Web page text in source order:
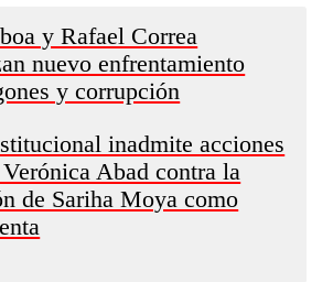
y Rafael Correa
nuevo enfrentamiento
y corrupción
inadmite acciones
Abad contra la
de Sariha Moya como